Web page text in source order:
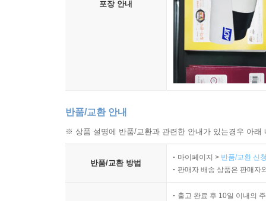
포장 안내
반품/교환 안내
※ 상품 설명에 반품/교환과 관련한 안내가 있는경우 아
반품/교환 방법
마이페이지 > 반품/교환 신
판매자 배송 상품은 판매자
출고 완료 후 10일 이내의